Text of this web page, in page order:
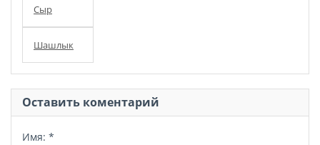
Сыр
Шашлык
Оставить коментарий
Имя: *